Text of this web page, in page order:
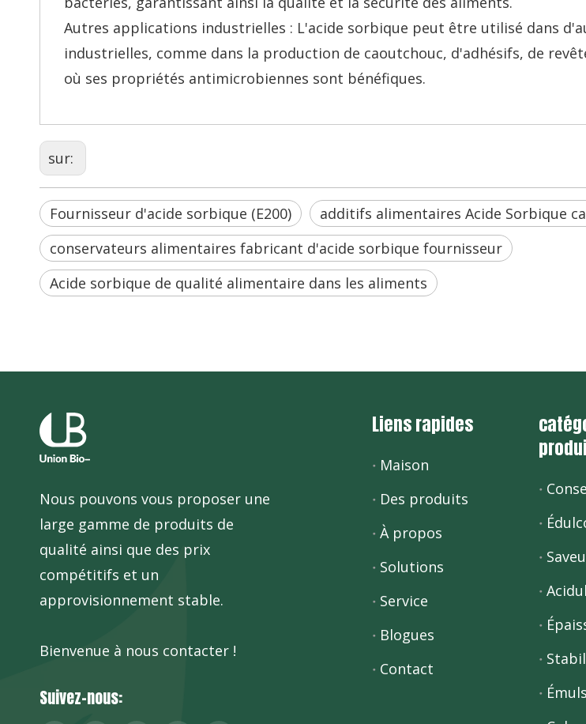
Autres applications industrielles : L'acide sorbique peut être utilisé dans
industrielles, comme dans la production de caoutchouc, d'adhésifs, de
où ses propriétés antimicrobiennes sont bénéfiques.
sur:
Fournisseur d'acide sorbique (E200)
additifs alimentaires Acide Sorbique
conservateurs alimentaires fabricant d'acide sorbique fournisseur
Acide sorbique de qualité alimentaire dans les aliments
Nous pouvons vous proposer une
large gamme de produits de
qualité ainsi que des prix
compétitifs et un
approvisionnement stable.
Bienvenue à nous contacter !
Suivez-nous:
Liens rapides
Maison
Des produits
À propos
Solutions
Service
Blogues
Contact